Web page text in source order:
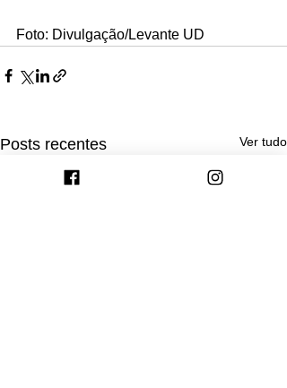
Foto: Divulgação/Levante UD
Posts recentes Ver tudo